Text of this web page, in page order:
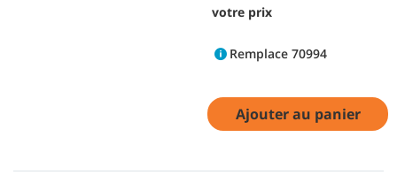
votre prix
Remplace 70994
Ajouter au panier